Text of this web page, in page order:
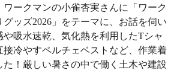
ークマンの小雀杏実さんに「ワーク
ッズ2026」をテーマに、お話を伺い
や吸水速乾、気化熱を利用したTシャ
接冷やすペルチェベストなど、作業着
た！厳しい暑さの中で働く土木や建設